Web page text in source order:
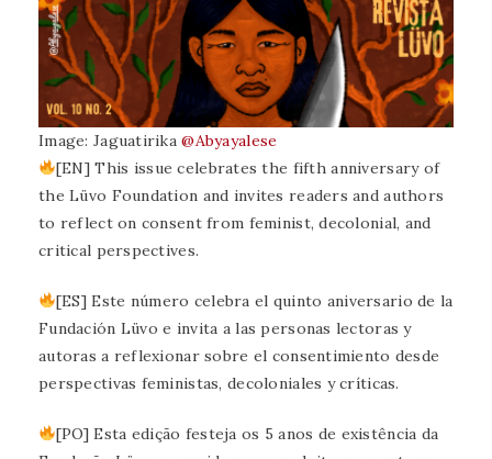
Image: Jaguatirika@Abyayalese
[EN] This issue celebrates the fifth anniversary of
the Lüvo Foundation and invites readers and authors
to reflect on consent from feminist, decolonial, and
critical perspectives.
[ES] Este número celebra el quinto aniversario de la
Fundación Lüvo e invita a las personas lectoras y
autoras a reflexionar sobre el consentimiento desde
perspectivas feministas, decoloniales y críticas.
[PO] Esta edição festeja os 5 anos de existência da